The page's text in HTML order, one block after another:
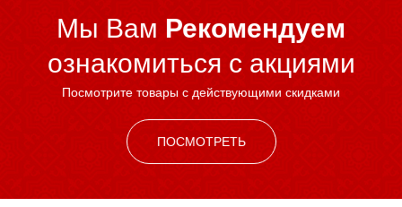
Мы Вам Рекомендуем
ознакомиться c акциями
Посмотрите товары с действующими скидками
ПОСМОТРЕТЬ